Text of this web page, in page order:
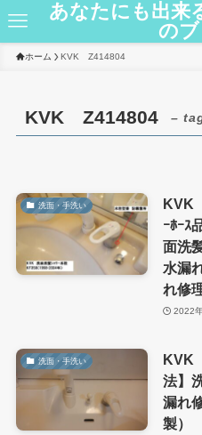
あなたにも出来
の
ホーム KVK Z414804
KVK Z414804 –
洗面・手洗い
KVK
ｰﾎｰｽ
面洗
水漏
れ修
2022
洗面・手洗い
KVK
法】
漏れ
製）